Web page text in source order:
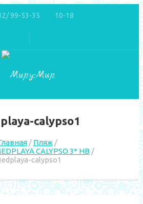
99-53-35 10-18
calypso1
Пляж
CALYPSO 3* HB
calypso1